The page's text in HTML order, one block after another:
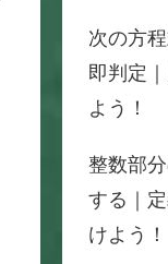
次の方
即判定
よう！
整数部
する｜
けよう！